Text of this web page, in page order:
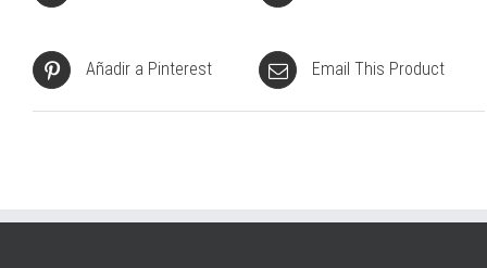
Añadir a Pinterest Email This Product